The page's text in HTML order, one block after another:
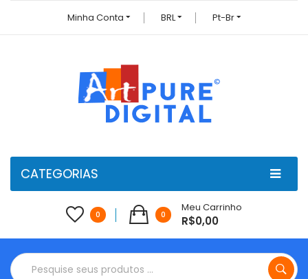
Minha Conta BRL Pt-Br
CATEGORIAS
0 0
Meu Carrinho
R$0,00